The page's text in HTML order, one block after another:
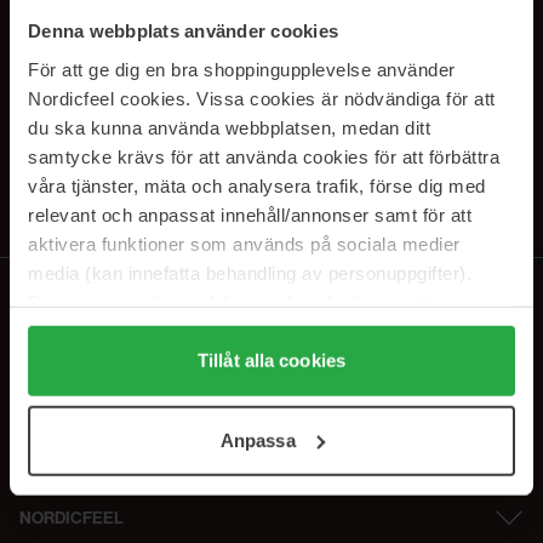
Denna webbplats använder cookies
För att ge dig en bra shoppingupplevelse använder
Nordicfeel cookies. Vissa cookies är nödvändiga för att
du ska kunna använda webbplatsen, medan ditt
samtycke krävs för att använda cookies för att förbättra
våra tjänster, mäta och analysera trafik, förse dig med
relevant och anpassat innehåll/annonser samt för att
aktivera funktioner som används på sociala medier
media (kan innefatta behandling av personuppgifter).
Genom att trycka på "Tillåt alla cookies" accepterar du
alla cookies, medan du under "Detaljer" kan anpassa
användningen av cookies. Du kan när som helst återkalla
samt vår Integritetspolicy.
Tillåt alla cookies
Anpassa
PRENUMERERA PÅ VÅRA
NYHETSBREV
E-postadress
Genom att prenumerera accepterar du vårIntegritetspolicy.
NORDICFEEL